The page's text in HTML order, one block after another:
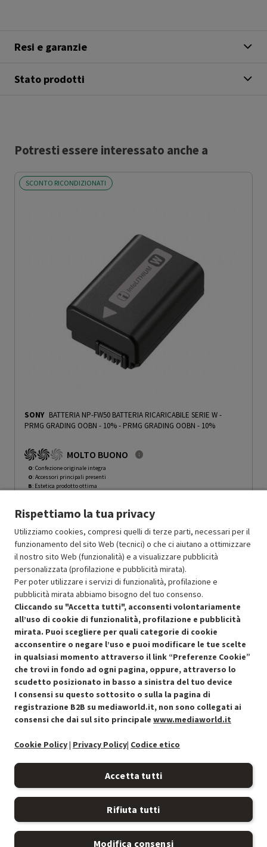
Resi e garanzie
Stato prodotti
Potresti essere interessato anche a
SCONTO RICONDIZIONATI
SONY BATTERIA NP-FW50 BATTERIA RICARICABILE SERIE W -
PRMG GRADING OOBN - 10%- PRMG GRADING OOBN - 10%
MOLTO BUONO
O: Confezione originale integra
O: Accessori principali presenti
B: Estetica prodotto ottima
Prodotto Nuovo 79.99 -10%
Ricondizionato Prezzo ridotto da
71.99a-50%
In Promozione 35.99
Aggiungi al carrello
SCONTO RICONDIZIONATI
Approfitta dello sconto del 50% sul prodotto ricondizionato.
Condizioni generali di vendita Recedere dal contratto qui
Rispettiamo la tua privacy
Utilizziamo cookies, compresi quelli di terze parti, necessari per il
funzionamento del sito Web (tecnici) o che ci aiutano a ottimizzare
il nostro sito Web (funzionalità) e a visualizzare pubblicità
personalizzata (profilazione e pubblicità mirata).
Per poter utilizzare i servizi di funzionalità, profilazione e
pubblicità mirata abbiamo bisogno del tuo consenso.
Cliccando su "Accetta tutti", acconsenti volontariamente
all’uso di cookie di funzionalità, profilazione e pubblicità
mirata. Puoi scegliere per quali categorie di cookie
acconsentire o negare l’uso e puoi modificare le tue scelte
in qualsiasi momento attraverso il link “Preferenze Cookie”
che trovi in fondo ad ogni pagina, oppure, attraverso lo
scudetto posizionato in basso a sinistra del tuo device
I consensi su questo sottosito o sulla la pagina di
registrazione B2B su mediaworld.it, non sono collegati ai
consensi che dai sul sito principale www.mediaworld.it
Cookie Policy| Privacy Policy| Codice etico
Accetta tutti
Rifiuta tutti
Modifica consensi